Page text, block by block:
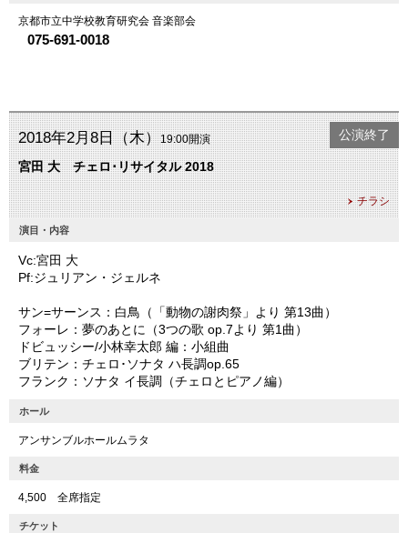
京都市立中学校教育研究会 音楽部会
075-691-0018
2018年2月8日（木）19:00開演
宮田 大 チェロ･リサイタル 2018
チラシ
公演終了
演目・内容
Vc:宮田 大
Pf:ジュリアン・ジェルネ
サン=サーンス：白鳥（「動物の謝肉祭」より 第13曲）
フォーレ：夢のあとに（3つの歌 op.7より 第1曲）
ドビュッシー/小林幸太郎 編：小組曲
ブリテン：チェロ･ソナタ ハ長調op.65
フランク：ソナタ イ長調（チェロとピアノ編）
ホール
アンサンブルホールムラタ
料金
4,500 全席指定
チケット